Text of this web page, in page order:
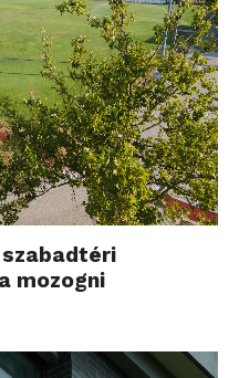
szabadtéri
mozogni